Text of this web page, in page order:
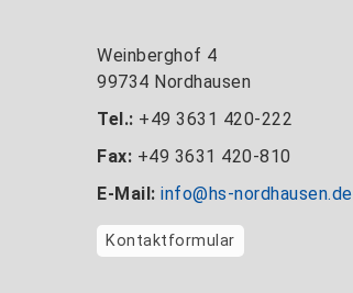
Weinberghof 4
99734 Nordhausen
Tel.: +49 3631 420-222
Fax: +49 3631 420-810
E-Mail: info@hs-nordhausen.de
Kontaktformular